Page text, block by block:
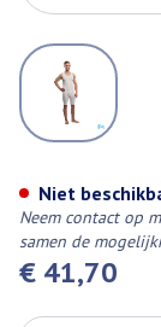
View larger
€ 41,70
Niet
Neem contact op
samen de